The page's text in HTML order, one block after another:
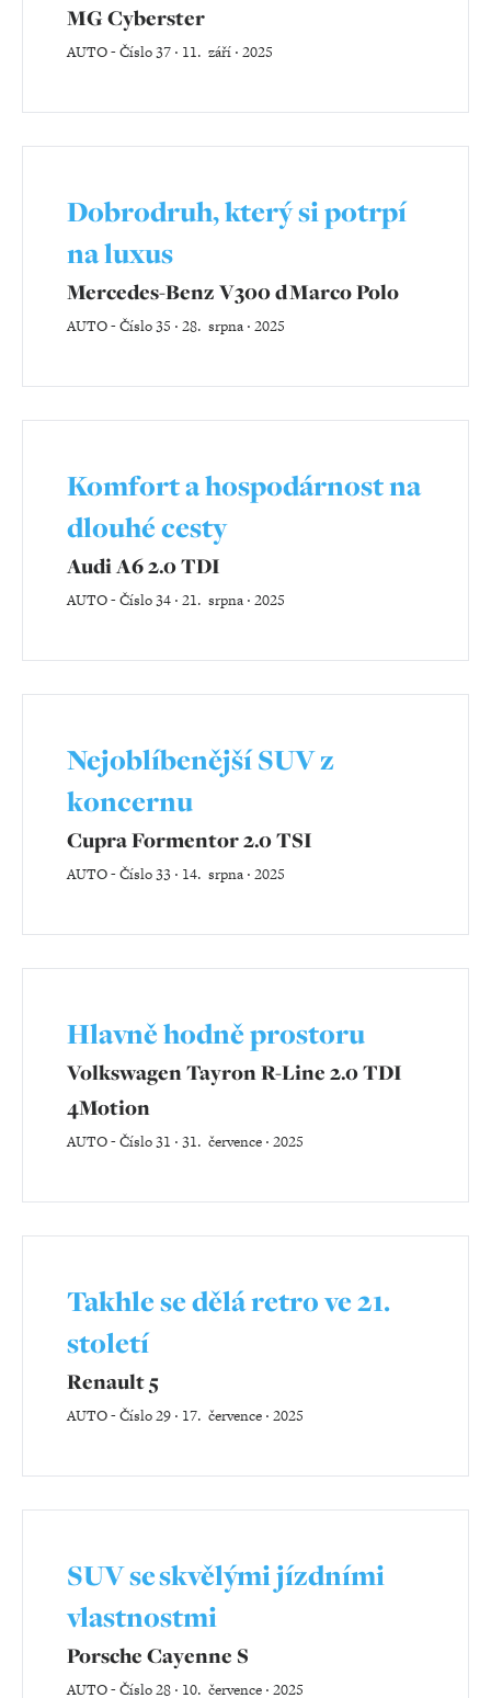
MG Cyberster
AUTO-Číslo 37 ‧ 11. září ‧ 2025
Dobrodruh, který si potrpí
na luxus
Mercedes-Benz V300 d Marco Polo
AUTO-Číslo 35 ‧ 28. srpna ‧ 2025
Komfort a hospodárnost na
dlouhé cesty
Audi A6 2.0 TDI
AUTO-Číslo 34 ‧ 21. srpna ‧ 2025
Nejoblíbenější SUV z
koncernu
Cupra Formentor 2.0 TSI
AUTO-Číslo 33 ‧ 14. srpna ‧ 2025
Hlavně hodně prostoru
Volkswagen Tayron R-Line 2.0 TDI
4Motion
AUTO-Číslo 31 ‧ 31. července ‧ 2025
Takhle se dělá retro ve 21.
století
Renault 5
AUTO-Číslo 29 ‧ 17. července ‧ 2025
SUV se skvělými jízdními
vlastnostmi
Porsche Cayenne S
AUTO-Číslo 28 ‧ 10. července ‧ 2025